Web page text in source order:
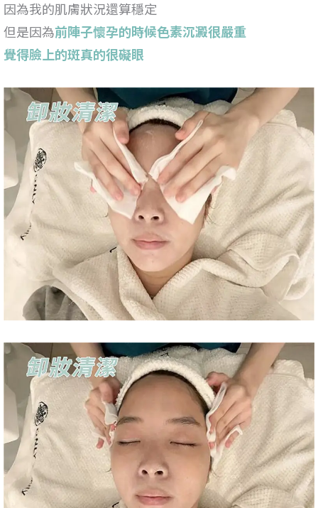
因為我的肌膚狀況還算穩定
但是因為前陣子懷孕的時候色素沉澱很嚴重
覺得臉上的斑真的很礙眼